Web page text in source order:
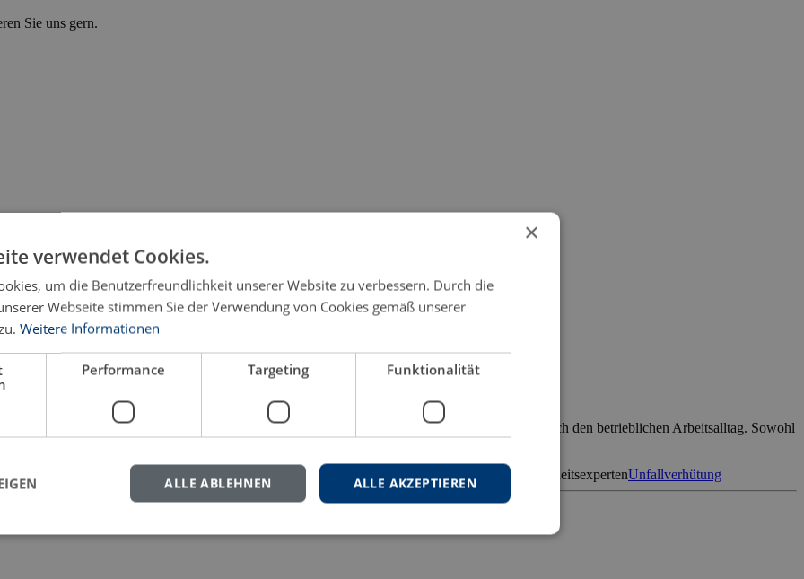
Sie uns gern.
betrieblicher Mitbestimmung
gesundheitsschützende Maßnahmen nicht nur das zivilgesellschaftliche Leben, sondern auch den betrieblichen Arbeitsalltag. Sowohl
als Interessenorganisation der zu schützenden Belegschaft […]
ASiG Betriebsrat Gesundheitsschutz SicherheitsexpertenUnfallverhütung
×
verwendet Cookies.
um die Benutzerfreundlichkeit unserer Website zu verbessern. Durch die
Webseite stimmen Sie der Verwendung von Cookies gemäß unserer
Weitere Informationen
Performance Targeting Funktionalität
ALLE AKZEPTIEREN
ALLE ABLEHNEN